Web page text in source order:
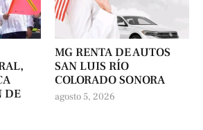
DE
MG RENTA DE AUTOS
SAN LUIS RÍO
COLORADO SONORA
agosto 5, 2026